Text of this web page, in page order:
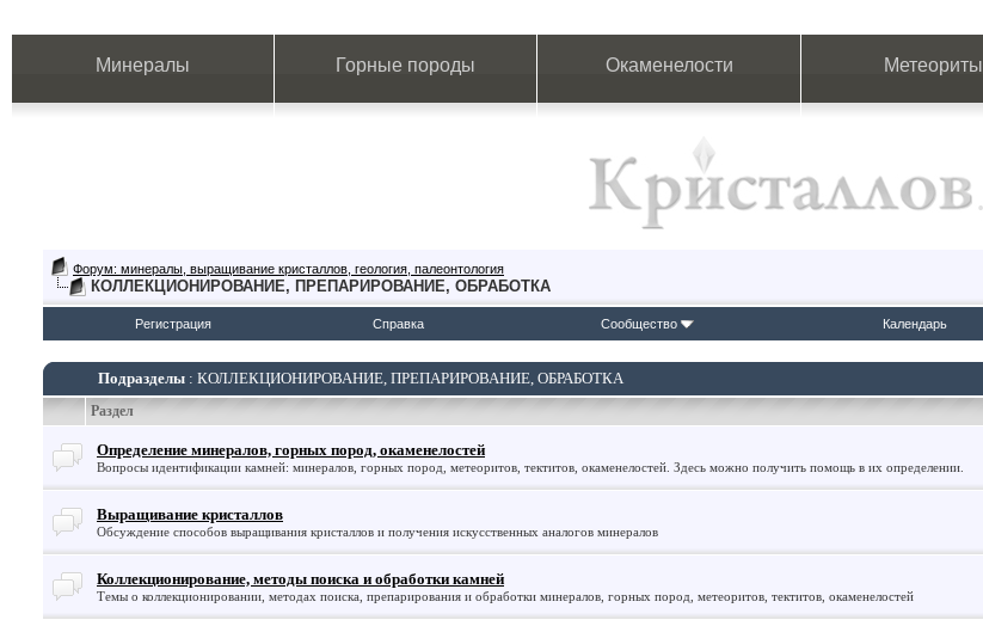
Минералы Горные породы Окаменелости Метеориты
Форум: минералы, выращивание кристаллов, геология, палеонтология
КОЛЛЕКЦИОНИРОВАНИЕ, ПРЕПАРИРОВАНИЕ, ОБРАБОТКА
Регистрация Справка Сообщество Календарь
Подразделы : КОЛЛЕКЦИОНИРОВАНИЕ, ПРЕПАРИРОВАНИЕ, ОБРАБОТКА
Раздел
Определение минералов, горных пород, окаменелостей
Вопросы идентификации камней: минералов, горных пород, метеоритов, тектитов, окаменелостей. Здесь можно получить помощь в их определении.
Выращивание кристаллов
Обсуждение способов выращивания кристаллов и получения искусственных аналогов минералов
Коллекционирование, методы поиска и обработки камней
Темы о коллекционировании, методах поиска, препарирования и обработки минералов, горных пород, метеоритов, тектитов, окаменелостей